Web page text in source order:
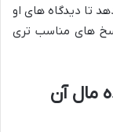
تا دیدگاه های او
های مناسب تری
مال آن